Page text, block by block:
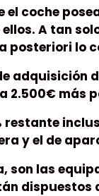
el coche
A tan
posteriori lo
adquisición
2.500€ más
restante
y el de
son las